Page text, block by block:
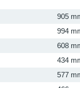
905
994
608
434
577